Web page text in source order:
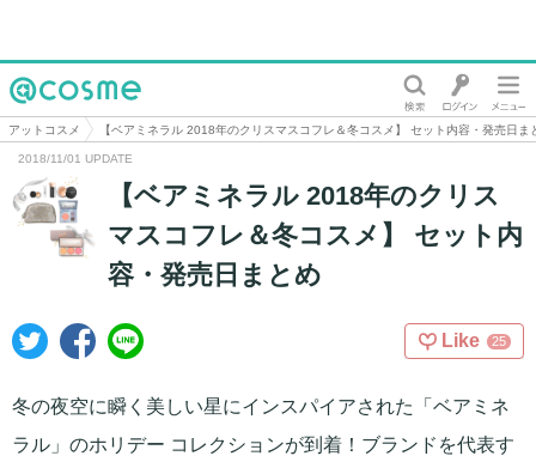
@cosme
アットコスメ 【ベアミネラル 2018年のクリスマスコフレ＆冬コスメ】 セット内容・発売日ま
2018/11/01 UPDATE
【ベアミネラル 2018年のクリス
マスコフレ＆冬コスメ】 セット内
容・発売日まとめ
Like 25
冬の夜空に瞬く美しい星にインスパイアされた「ベアミネ
ラル」のホリデー コレクションが到着！ブランドを代表す